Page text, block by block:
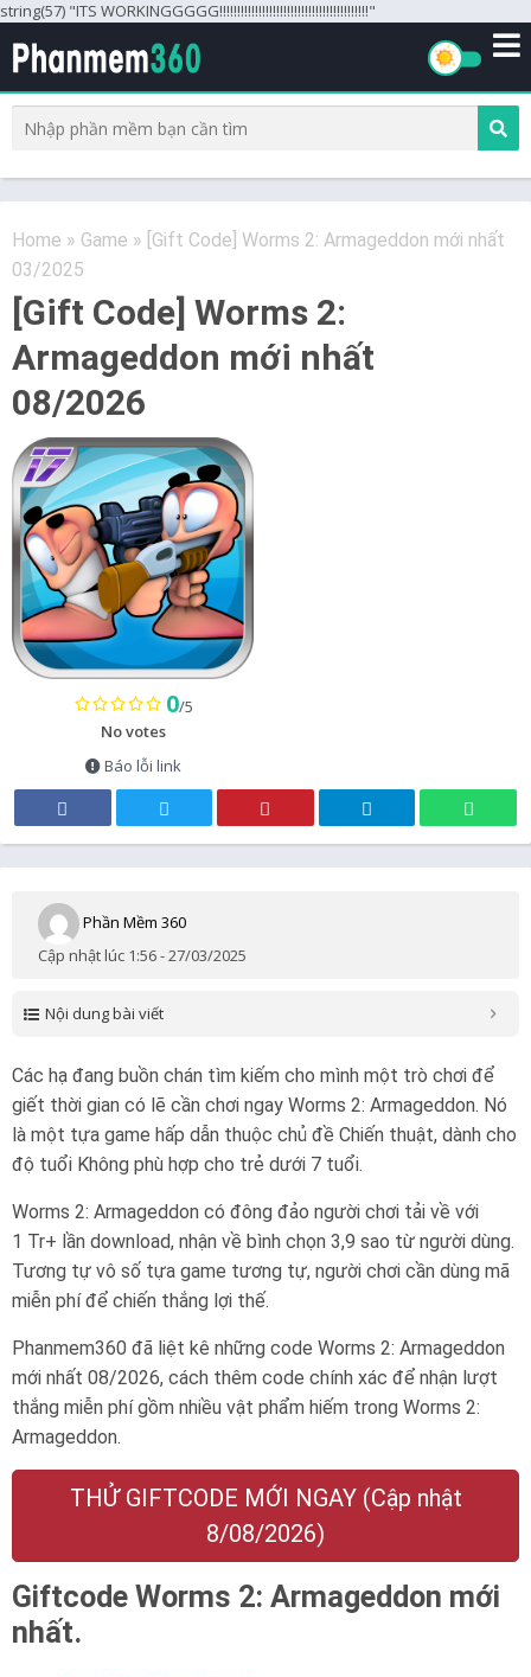
string(57) "ITS WORKINGGGGG!!!!!!!!!!!!!!!!!!!!!!!!!!!!!!!!!!!!!!!!!!"
Home » Game » [Gift Code] Worms 2: Armageddon mới nhất
03/2025
[Gift Code] Worms 2:
Armageddon mới nhất
08/2026
0/5
No votes
Báo lỗi link
Phần Mềm 360
Cập nhật lúc 1:56 - 27/03/2025
Nội dung bài viết
Các hạ đang buồn chán tìm kiếm cho mình một trò chơi để
giết thời gian có lẽ cần chơi ngay Worms 2: Armageddon. Nó
là một tựa game hấp dẫn thuộc chủ đề Chiến thuật, dành cho
độ tuổi Không phù hợp cho trẻ dưới 7 tuổi.
Worms 2: Armageddon có đông đảo người chơi tải về với
1 Tr+ lần download, nhận về bình chọn 3,9 sao từ người dùng.
Tương tự vô số tựa game tương tự, người chơi cần dùng mã
miễn phí để chiến thắng lợi thế.
Phanmem360 đã liệt kê những code Worms 2: Armageddon
mới nhất 08/2026, cách thêm code chính xác để nhận lượt
thắng miễn phí gồm nhiều vật phẩm hiếm trong Worms 2:
Armageddon.
THỬ GIFTCODE MỚI NGAY (Cập nhật
8/08/2026)
Giftcode Worms 2: Armageddon mới
nhất.